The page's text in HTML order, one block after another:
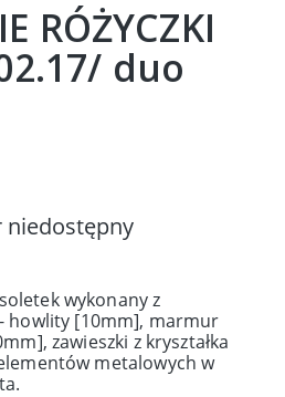
RÓŻYCZKI
duo
niedostępny
wykonany z
howlity [10mm], marmur
zawieszki z kryształka
metalowych w